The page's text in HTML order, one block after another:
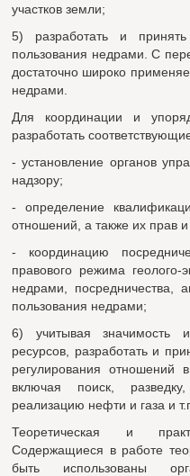
участков земли;
5) разработать и
пользования недрами. С
достаточно широко
недрами.
Для координации и
разработать
- установление органов
надзору;
- определение
отношений, а также их прав
- координацию
правового режима геолого-
недрами, посредничества,
пользования недрами;
6) учитывая значимость
ресурсов, разработать и
регулирования отношений
включая поиск,
реализацию нефти и газа и
Теоретическая и
Содержащиеся в работе
быть использованы